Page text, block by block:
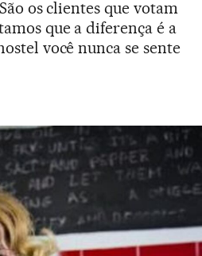
os clientes que votam
que a diferença é a
você nunca se sente